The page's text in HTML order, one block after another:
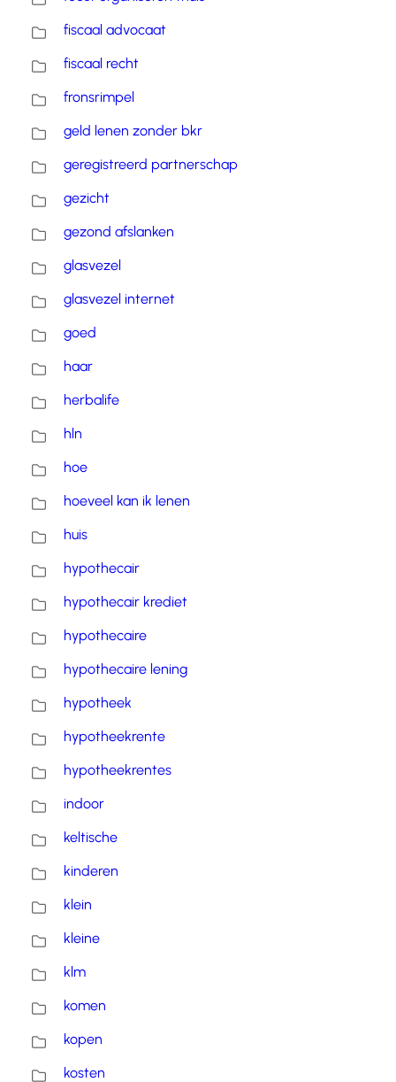
fiscaal advocaat
fiscaal recht
fronsrimpel
geld lenen zonder bkr
geregistreerd partnerschap
gezicht
gezond afslanken
glasvezel
glasvezel internet
goed
haar
herbalife
hln
hoe
hoeveel kan ik lenen
huis
hypothecair
hypothecair krediet
hypothecaire
hypothecaire lening
hypotheek
hypotheekrente
hypotheekrentes
indoor
keltische
kinderen
klein
kleine
klm
komen
kopen
kosten